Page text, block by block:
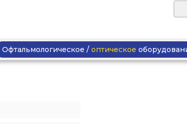
Офтальмологическое / оптическое